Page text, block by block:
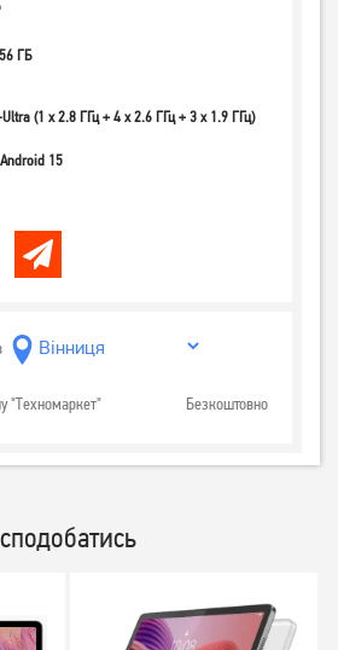
ГБ
(1 x 2.8 ГГц + 4 x 2.6 ГГц + 3 x 1.9 ГГц)
Android 15
"Техномаркет" Безкоштовно